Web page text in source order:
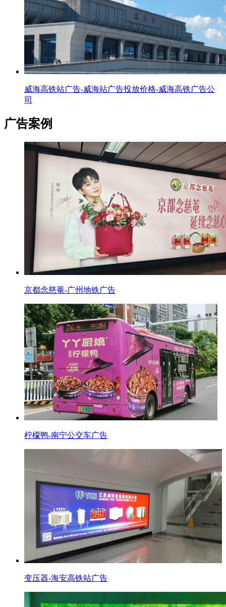
威海高铁站广告-威海站广告投放价格-威海高铁广告公
司
广告案例
京都念慈菴-广州地铁广告
柠檬鸭-南宁公交车广告
变压器-海安高铁站广告